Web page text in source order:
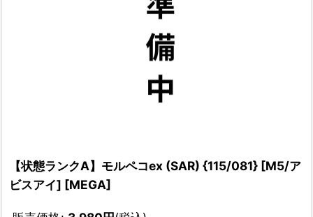
【状態ランクA】モルペコex (SAR) {115/081} [M5/ア
ビスアイ] [MEGA]